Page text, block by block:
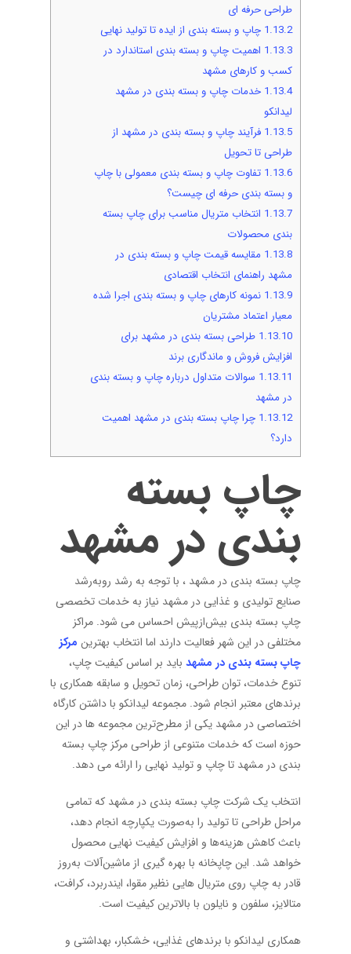
طراحی حرفه ای
1.13.2 چاپ و بسته بندی از ایده تا تولید نهایی
1.13.3 اهمیت چاپ و بسته بندی استاندارد در
کسب و کارهای مشهد
1.13.4 خدمات چاپ و بسته بندی در مشهد
لیدانکو
1.13.5 فرآیند چاپ و بسته بندی در مشهد از
طراحی تا تحویل
1.13.6 تفاوت چاپ و بسته بندی معمولی با چاپ
و بسته بندی حرفه ای چیست؟
1.13.7 انتخاب متریال مناسب برای چاپ بسته
بندی محصولات
1.13.8 مقایسه قیمت چاپ و بسته بندی در
مشهد راهنمای انتخاب اقتصادی
1.13.9 نمونه کارهای چاپ و بسته بندی اجرا شده
معیار اعتماد مشتریان
1.13.10 طراحی بسته بندی در مشهد برای
افزایش فروش و ماندگاری برند
1.13.11 سوالات متداول درباره چاپ و بسته بندی
در مشهد
1.13.12 چرا چاپ بسته بندی در مشهد اهمیت
دارد؟
چاپ بسته
بندی در مشهد
چاپ بسته بندی در مشهد ، با توجه به رشد رو‌به‌رشد
صنایع تولیدی و غذایی در مشهد نیاز به خدمات تخصصی
چاپ بسته بندی بیش‌ازپیش احساس می شود. مراکز
مختلفی در این شهر فعالیت دارند اما انتخاب بهترین مرکز
چاپ بسته بندی در مشهد باید بر اساس کیفیت چاپ،
تنوع خدمات، توان طراحی، زمان تحویل و سابقه همکاری با
برندهای معتبر انجام شود. مجموعه لیدانکو با داشتن کارگاه
اختصاصی در مشهد یکی از مطرح‌ترین مجموعه ها در این
حوزه است که خدمات متنوعی از طراحی مرکز چاپ بسته
بندی در مشهد تا چاپ و تولید نهایی را ارائه می دهد.
انتخاب یک شرکت چاپ بسته بندی در مشهد که تمامی
مراحل طراحی تا تولید را به‌صورت یکپارچه انجام دهد،
باعث کاهش هزینه‌ها و افزایش کیفیت نهایی محصول
خواهد شد. این چاپخانه با بهره گیری از ماشین‌آلات به‌روز
قادر به چاپ روی متریال هایی نظیر مقوا، ایندربرد، کرافت،
متالایز، سلفون و نایلون با بالاترین کیفیت است.
همکاری لیدانکو با برندهای غذایی، خشکبار، بهداشتی و